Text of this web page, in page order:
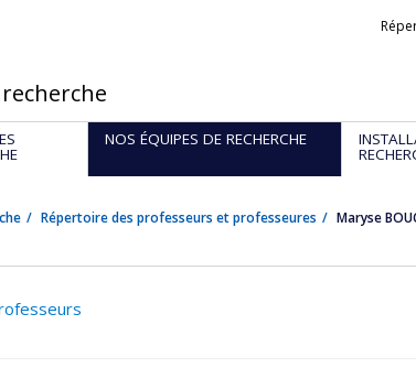
recherche
NOS ÉQUIPES DE RECHERCHE
Répertoire des professeurs et professeures Maryse